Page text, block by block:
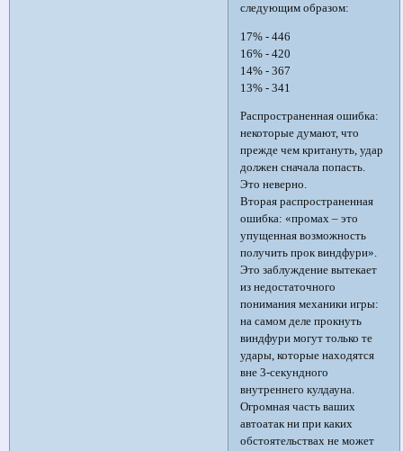
следующим образом:
17% - 446
16% - 420
14% - 367
13% - 341
Распространенная ошибка:
некоторые думают, что
прежде чем критануть, удар
должен сначала попасть.
Это неверно.
Вторая распространенная
ошибка: «промах – это
упущенная возможность
получить прок виндфури».
Это заблуждение вытекает
из недостаточного
понимания механики игры:
на самом деле прокнуть
виндфури могут только те
удары, которые находятся
вне 3-секундного
внутреннего кулдауна.
Огромная часть ваших
автоатак ни при каких
обстоятельствах не может